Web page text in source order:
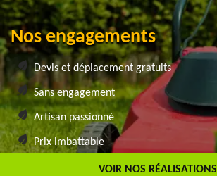
VOIR NOS RÉALISATIONS
Nos engagements
Devis et déplacement gratuits
Sans engagement
Artisan passionné
Prix imbattable
Travail de qualité